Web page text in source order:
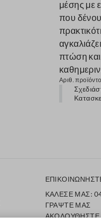
μέσης με
που
πτώση και
Αριθ.
ΚΑΛΕΣΕ ΜΑΣ:
ΓΡΑΨΤΕ ΜΑΣ
ΑΚΟΛΟΥΘΗΣΤΕ